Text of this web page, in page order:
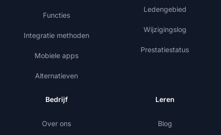
Functies
Integratie methoden
Mobiele apps
Alternatieven
Ledengebied
Wijzigingslog
Prestatiestatus
Bedrijf
Over ons
Leren
Blog